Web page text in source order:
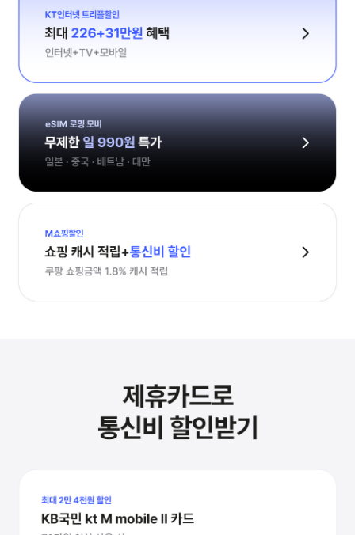
KT인터넷 트리플할인
최대 226+20만원 혜택
인터넷+TV+모바일
무제한 일 990원 특가
일본 · 중국 · 베트남 · 대만
쿠팡 쇼핑금액 1.8% 캐시 적립